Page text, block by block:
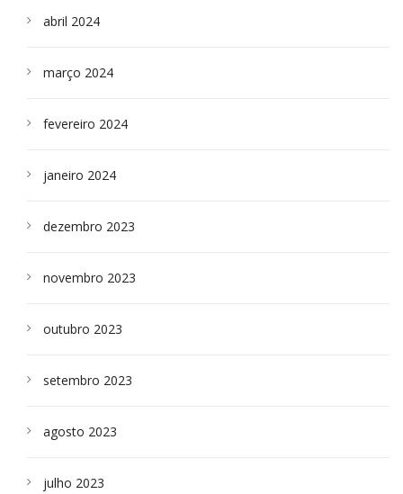
abril 2024
março 2024
fevereiro 2024
janeiro 2024
dezembro 2023
novembro 2023
outubro 2023
setembro 2023
agosto 2023
julho 2023